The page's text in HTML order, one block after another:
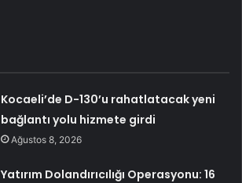
Kocaeli’de D-130’u rahatlatacak yeni
bağlantı yolu hizmete girdi
Ağustos 8, 2026
Yatırım Dolandırıcılığı Operasyonu: 16